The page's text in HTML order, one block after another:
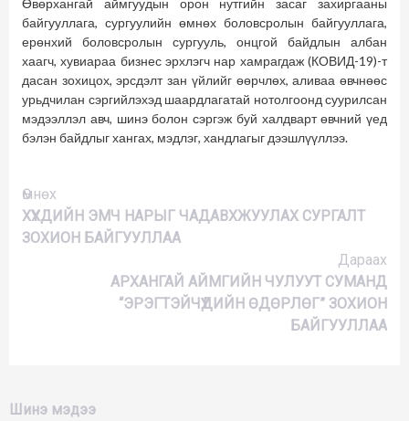
байгууллага, сургуулийн өмнөх боловсролын байгууллага,
ерөнхий боловсролын сургууль, онцгой байдлын албан
хаагч, хувиараа бизнес эрхлэгч нар хамрагдаж (КОВИД-19)-т
дасан зохицох, эрсдэлт зан үйлийг өөрчлөх, аливаа өвчнөөс
урьдчилан сэргийлэхэд шаардлагатай нотолгоонд суурилсан
мэдээллэл авч, шинэ болон сэргэж буй халдварт өвчний үед
бэлэн байдлыг хангах, мэдлэг, хандлагыг дээшлүүллээ.
Үргэлжлүүлэх
Өмнөх
ХҮҮХДИЙН ЭМЧ НАРЫГ ЧАДАВХЖУУЛАХ СУРГАЛТ
ЗОХИОН БАЙГУУЛЛАА
Дараах
АРХАНГАЙ АЙМГИЙН ЧУЛУУТ СУМАНД
“ЭРЭГТЭЙЧҮҮДИЙН ӨДӨРЛӨГ” ЗОХИОН
БАЙГУУЛЛАА
Шинэ мэдээ